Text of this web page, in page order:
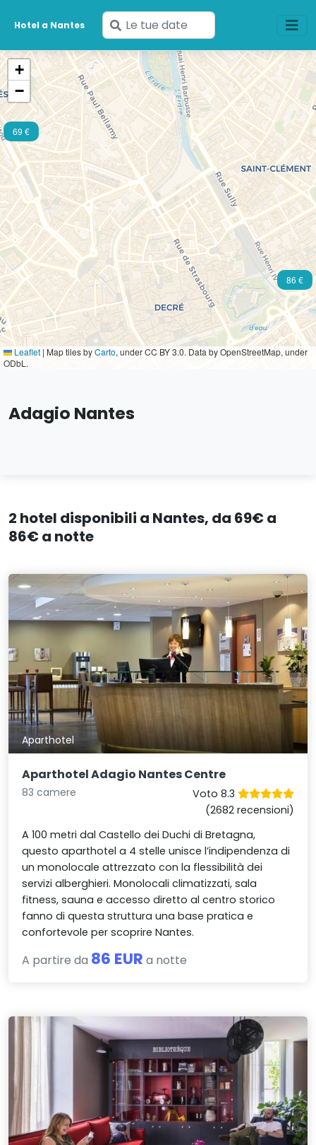
Hotel a Nantes
Inserisci
le
tue
date
86 €
69 €
+
−
Leaflet | Map tiles byCarto, under CC BY 3.0. Data by OpenStreetMap, under
ODbL.
Adagio Nantes
2 hotel disponibili a Nantes, da 69€ a
86€ a notte
Aparthotel
Aparthotel Adagio Nantes Centre
83 camere
Voto 8.3
(2682 recensioni)
A 100 metri dal Castello dei Duchi di Bretagna,
questo aparthotel a 4 stelle unisce l’indipendenza di
un monolocale attrezzato con la flessibilità dei
servizi alberghieri. Monolocali climatizzati, sala
fitness, sauna e accesso diretto al centro storico
fanno di questa struttura una base pratica e
confortevole per scoprire Nantes.
A partire da 86 EUR a notte